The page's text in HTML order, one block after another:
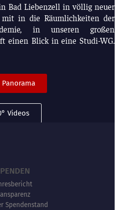
Bad Liebenzell in völlig neuer
mit in die Räumlichkeiten der
in unseren großen
einen Blick in eine Studi-WG.
Panorama
Videos
Spendenstand